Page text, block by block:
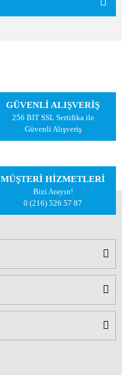
GÜVENLİ ALIŞVERİŞ
256 BIT SSL Sertifika ile
Güvenli Alışveriş
MÜŞTERİ HİZMETLERİ
Bizi Arayın!
0 (216) 526 57 87